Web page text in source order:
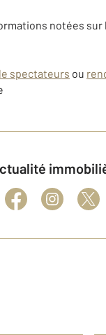
notées
spectateurs ou